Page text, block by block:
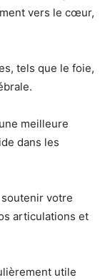
vers le cœur,
tels que le foie,
meilleure
dans les
votre
articulations et
utile